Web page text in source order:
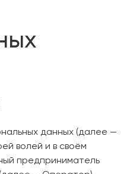
данных (далее —
волей и в своём
предприниматель